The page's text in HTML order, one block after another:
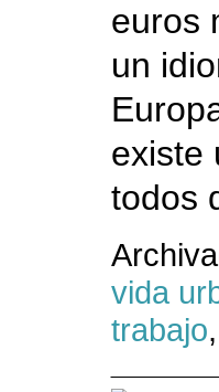
euros
un
existe
todos
vida
trabajo,